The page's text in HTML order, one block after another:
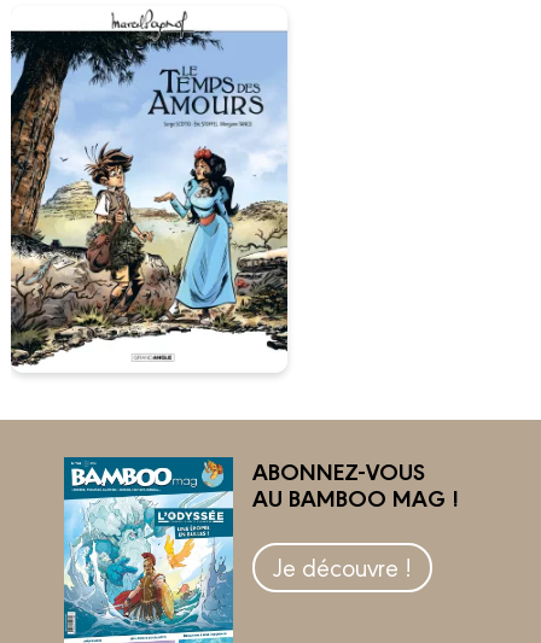
ABONNEZ-VOUS
AU BAMBOO MAG !
Je découvre !